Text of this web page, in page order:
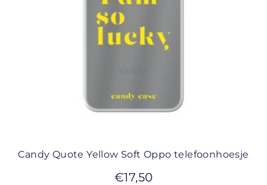
Candy Quote Yellow Soft Oppo telefoonhoesje
€17,50